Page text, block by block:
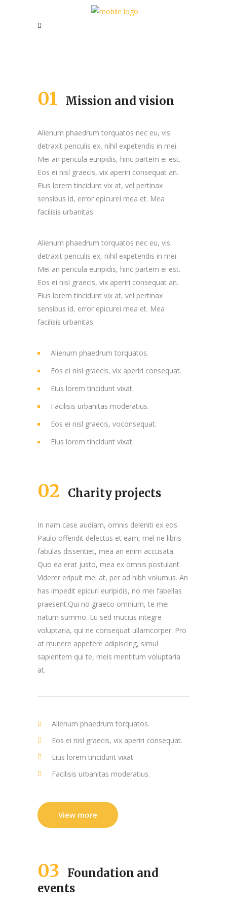
01 Mission and vision
Alienum phaedrum torquatos nec eu, vis
detraxit periculis ex, nihil expetendis in mei.
Mei an pericula euripidis, hinc partem ei est.
Eos ei nisl graecis, vix aperiri consequat an.
Eius lorem tincidunt vix at, vel pertinax
sensibus id, error epicurei mea et. Mea
facilisis urbanitas.
Alienum phaedrum torquatos nec eu, vis
detraxit periculis ex, nihil expetendis in mei.
Mei an pericula euripidis, hinc partem ei est.
Eos ei nisl graecis, vix aperiri consequat an.
Eius lorem tincidunt vix at, vel pertinax
sensibus id, error epicurei mea et. Mea
facilisis urbanitas.
Alienum phaedrum torquatos.
Eos ei nisl graecis, vix aperiri consequat.
Eius lorem tincidunt vixat.
Facilisis urbanitas moderatius.
Eos ei nisl graecis, voconsequat.
Eius lorem tincidunt vixat.
02 Charity projects
In nam case audiam, omnis deleniti ex eos.
Paulo offendit delectus et eam, mel ne libris
fabulas dissentiet, mea an enim accusata.
Quo ea erat justo, mea ex omnis postulant.
Viderer eripuit mel at, per ad nibh volumus. An
has impedit epicuri euripidis, no mei fabellas
praesent.Qui no graeco omnium, te mei
natum summo. Eu sed mucius integre
voluptaria, qui ne consequat ullamcorper. Pro
at munere appetere adipiscing, simul
sapientem qui te, meis mentitum voluptaria
at.
Alienum phaedrum torquatos.
Eos ei nisl graecis, vix aperiri consequat.
Eius lorem tincidunt vixat.
Facilisis urbanitas moderatius.
View more
03
Foundation and
events